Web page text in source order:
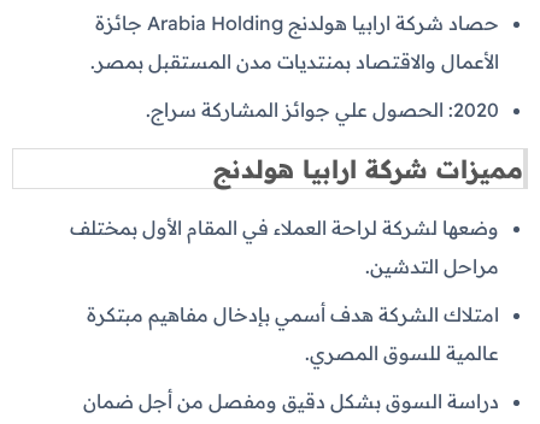
حصاد شركة ارابيا هولدنج Arabia Holding جائزة
الأعمال والاقتصاد بمنتديات مدن المستقبل بمصر.
2020: الحصول علي جوائز المشاركة سراج.
مميزات شركة ارابيا هولدنج
وضعها لشركة لراحة العملاء في المقام الأول بمختلف
مراحل التدشين.
امتلاك الشركة هدف أسمي بإدخال مفاهيم مبتكرة
عالمية للسوق المصري.
دراسة السوق بشكل دقيق ومفصل من أجل ضمان